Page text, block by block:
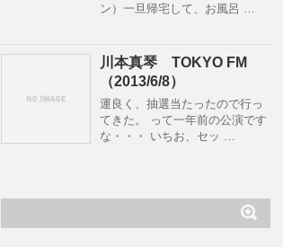
ン）一旦帰宅して、お風呂 …
川本真琴 TOKYO FM
（2013/6/8）
運良く、抽選当たったので行っ
てきた。 って一年前の公演です
な・・・ いちお、セッ …